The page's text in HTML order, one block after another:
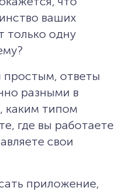
ваших
только одну
простым, ответы
разными в
каким типом
где вы работаете
свои
приложение,